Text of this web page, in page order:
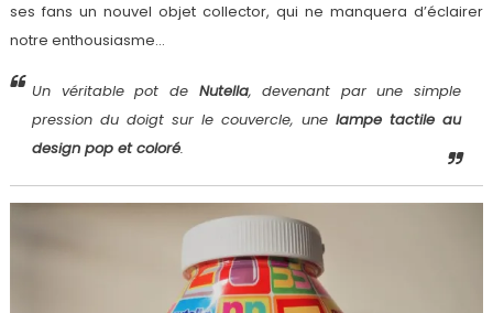
ses fans un nouvel objet collector, qui ne manquera d’éclairer
notre enthousiasme…
Un véritable pot de Nutella, devenant par une simple
pression du doigt sur le couvercle, unelampe tactile au
design pop et coloré.